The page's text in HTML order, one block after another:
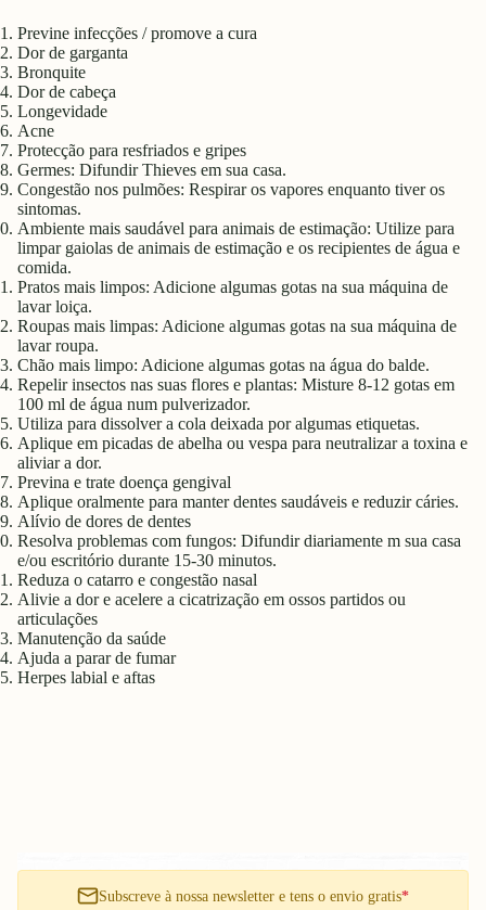
Previne infecções / promove a cura
Dor de garganta
Bronquite
Dor de cabeça
Longevidade
Acne
Protecção para resfriados e gripes
Germes: Difundir Thieves em sua casa.
Congestão nos pulmões: Respirar os vapores enquanto tiver os
sintomas.
Ambiente mais saudável para animais de estimação: Utilize para
limpar gaiolas de animais de estimação e os recipientes de água e
comida.
Pratos mais limpos: Adicione algumas gotas na sua máquina de
lavar loiça.
Roupas mais limpas: Adicione algumas gotas na sua máquina de
lavar roupa.
Chão mais limpo: Adicione algumas gotas na água do balde.
Repelir insectos nas suas flores e plantas: Misture 8-12 gotas em
100 ml de água num pulverizador.
Utiliza para dissolver a cola deixada por algumas etiquetas.
Aplique em picadas de abelha ou vespa para neutralizar a toxina e
aliviar a dor.
Previna e trate doença gengival
Aplique oralmente para manter dentes saudáveis e reduzir cáries.
Alívio de dores de dentes
Resolva problemas com fungos: Difundir diariamente m sua casa
e/ou escritório durante 15-30 minutos.
Reduza o catarro e congestão nasal
Alivie a dor e acelere a cicatrização em ossos partidos ou
articulações
Manutenção da saúde
Ajuda a parar de fumar
Herpes labial e aftas
Subscreve à nossa newsletter e tens o envio gratis*